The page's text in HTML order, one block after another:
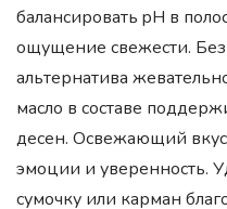
балансировать pH в
ощущение свежести. Без
альтернатива
масло в составе
десен. Освежающий
эмоции и уверенность.
сумочку или карман